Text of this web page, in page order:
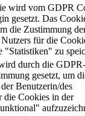
wird vom GDPR
gesetzt. Das
die Zustimmung
für die
"Statistiken" zu
durch die GDPR-
gesetzt, um
Benutzerin/des
die Cookies in der